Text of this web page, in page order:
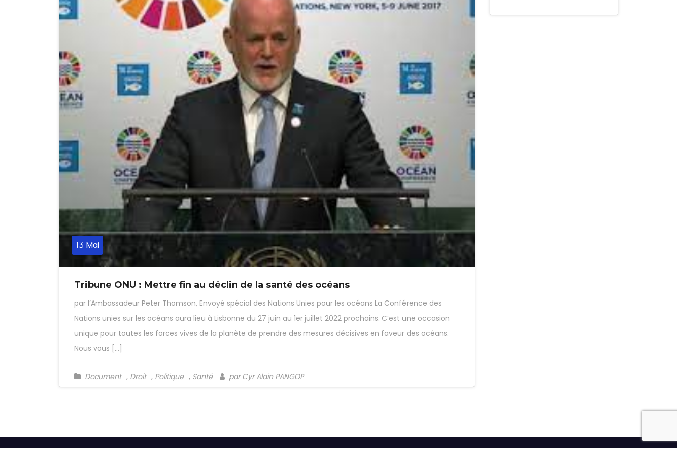
13 Mai
Tribune ONU : Mettre fin au déclin de la santé des océans
par l’Ambassadeur Peter Thomson, Envoyé spécial des Nations Unies pour les océans La Conférence des
Nations unies sur les océans aura lieu à Lisbonne du 27 juin au 1er juillet 2022 prochains. C’est une occasion
unique pour toutes les forces vives de la planète de prendre des mesures décisives en faveur des océans.
Nous vous […]
Document , Droit , Politique , Santé par Cyr Alain PANGOP